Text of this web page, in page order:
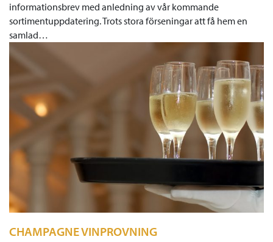
informationsbrev med anledning av vår kommande
sortimentuppdatering. Trots stora förseningar att få hem en
samlad…
CHAMPAGNE VINPROVNING